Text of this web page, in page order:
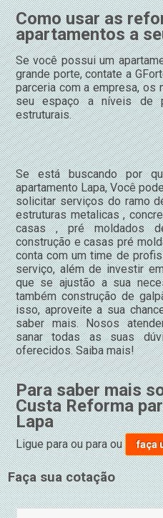
Como usar as
apartamentos a
Se você possui um
grande porte, contate a
parceria com a empresa, os
seu espaço a níveis de
estruturais.
Se está buscando por
apartamento Lapa, Você
solicitar serviços do ramo
estruturas metalicas ,
casas , pré moldados
construção e casas pré
conta com um time de
serviço, além de investir
que se ajustão a sua
também construção de
isso, aproveite a sua
saber mais. Nosos
sanar todas as suas
oferecidos. Saiba mais!
Para saber mais
Custa Reforma
Lapa
Ligue paraou paraou faça
Faça sua cotação